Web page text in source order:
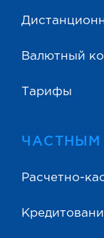
Валютный
Тарифы
ЧАСТНЫМ
Расчетно-